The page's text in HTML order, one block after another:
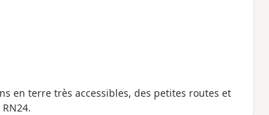
en terre très accessibles, des petites routes et